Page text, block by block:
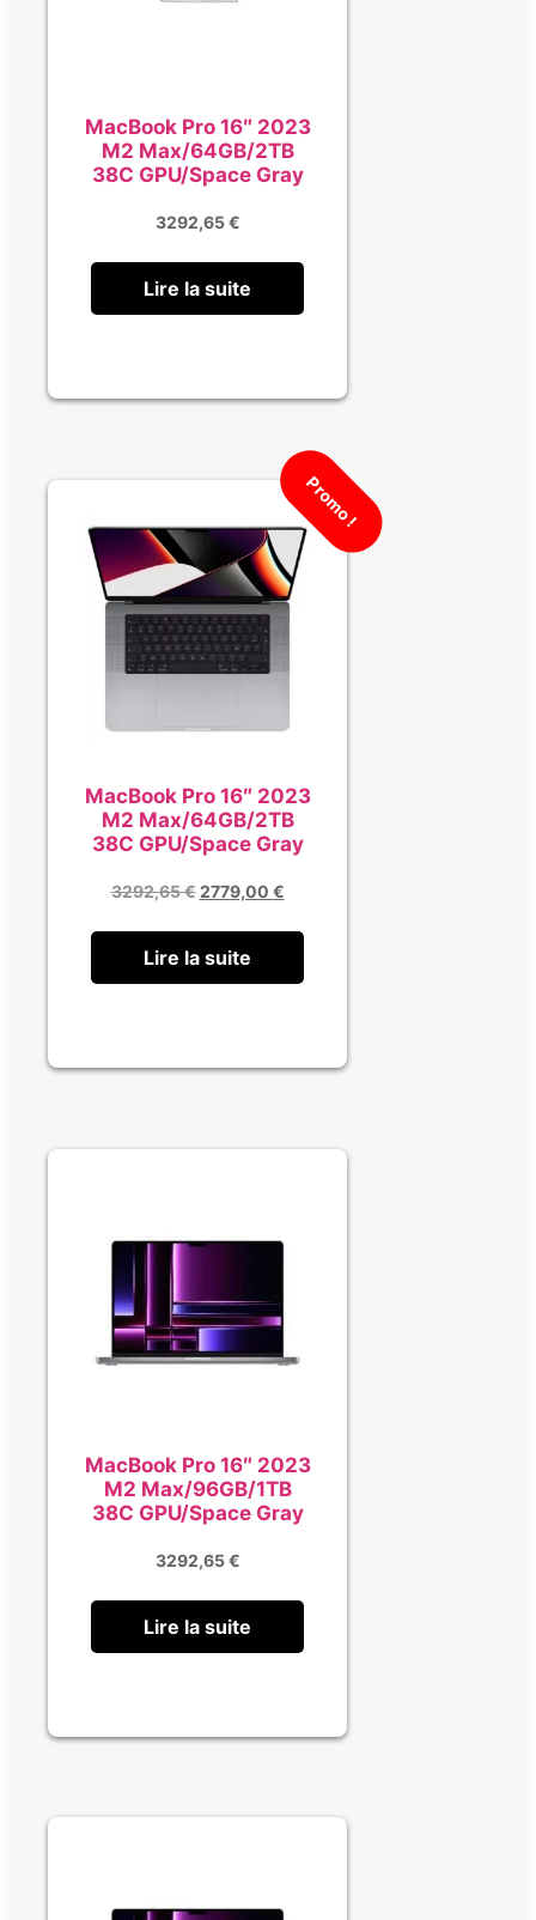
MacBook Pro 16″ 2023
M2 Max/64GB/2TB
38C GPU/Space Gray
3292,65€
Lire la suite
Promo !
MacBook Pro 16″ 2023
M2 Max/64GB/2TB
38C GPU/Space Gray
3292,65€ 2779,00 €
Lire la suite
MacBook Pro 16″ 2023
M2 Max/96GB/1TB
38C GPU/Space Gray
3292,65€
Lire la suite